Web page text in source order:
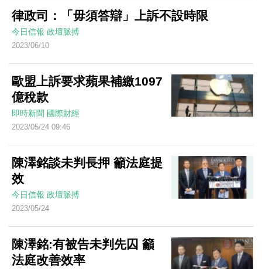
律政司：「毋須答辯」上訴不設時限
今日信報 政壇脈搏
2023/06/10
歐盟上訴要求蘋果補繳1097
億稅款
即時新聞 國際財經
2023/05/24 09:46
陳澤銘談未判長押 籲法庭提
效
今日信報 政壇脈搏
2023/05/24
陳澤銘:有被告未判先囚 籲
法庭改善效率